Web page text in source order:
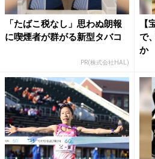
「たばこ税なし」思わぬ朗報
に喫煙者が群がる新型タバコ
PR(株式会社HAL)
で
か